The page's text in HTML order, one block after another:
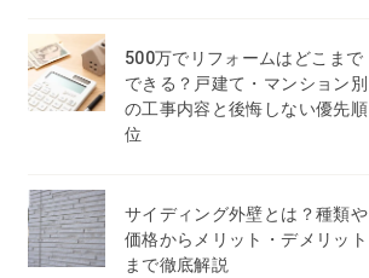
500万でリフォームはどこまで
できる？戸建て・マンション別
の工事内容と後悔しない優先順
位
サイディング外壁とは？種類や
価格からメリット・デメリット
まで徹底解説